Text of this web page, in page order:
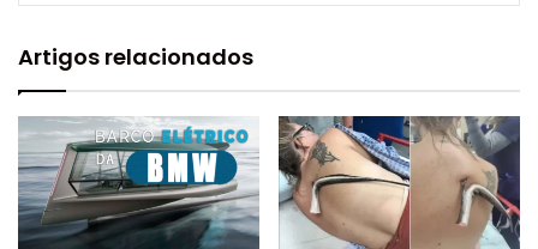
Artigos relacionados